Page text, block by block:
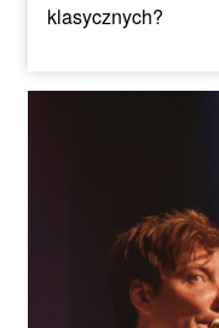
klasycznych?